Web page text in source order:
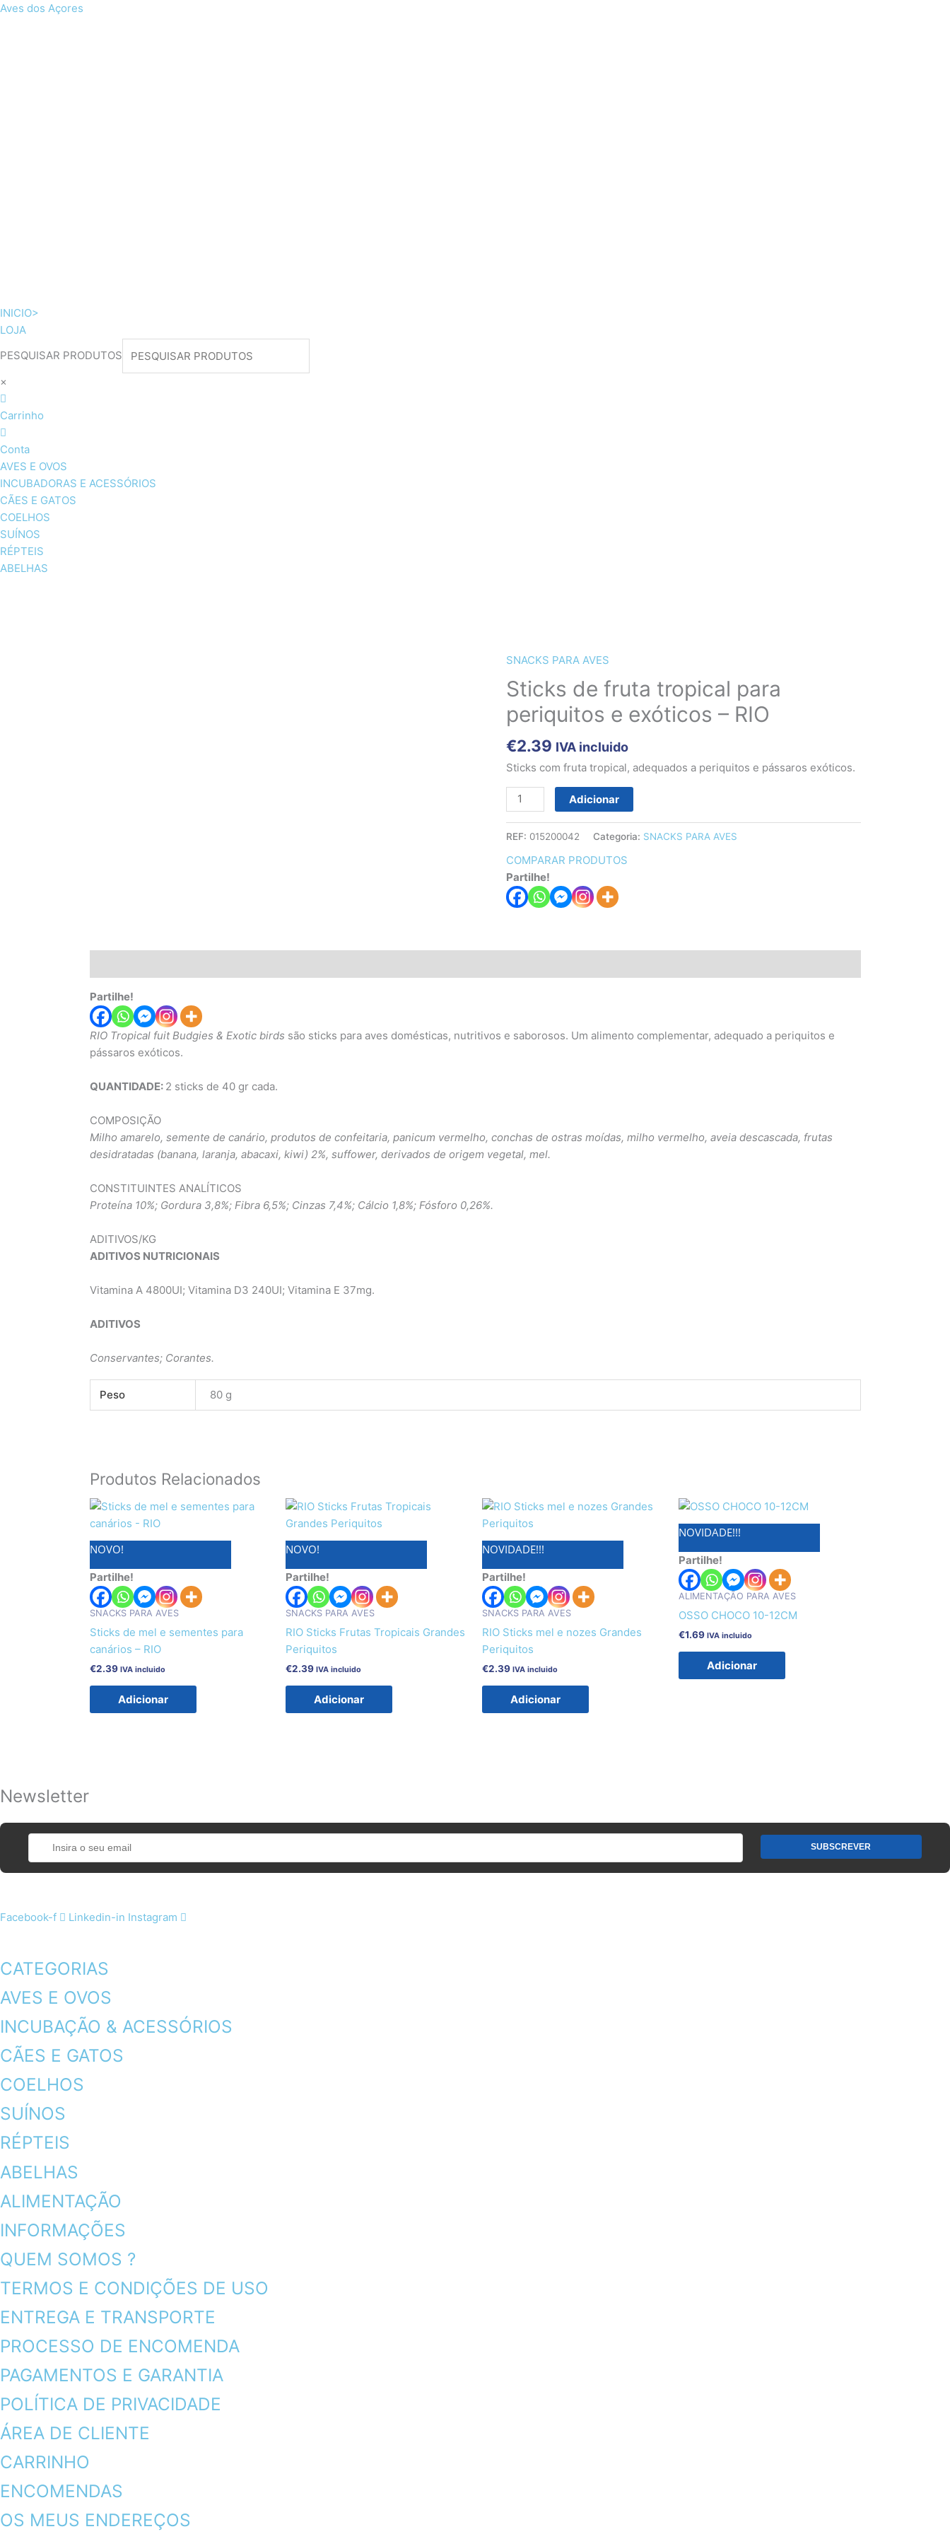
Skip
Aves dos Açores
INICIO>
LOJA
PESQUISAR PRODUTOS
×
Carrinho
Conta
AVES E OVOS
INCUBADORAS E ACESSÓRIOS
CÃES E GATOS
COELHOS
SUÍNOS
RÉPTEIS
ABELHAS
SNACKS PARA AVES
Sticks de fruta tropical para
periquitos e exóticos – RIO
€2.39 IVA incluido
Sticks com fruta tropical, adequados a periquitos e pássaros exóticos.
Quantidade
de
Sticks
de
fruta
tropical
para
exóticos
-
Adicionar
REF: 015200042 Categoria: SNACKS PARA AVES
COMPARAR PRODUTOS
Partilhe!
Partilhe!
RIO Tropical fuit Budgies & Exotic birds são sticks para aves domésticas, nutritivos e saborosos. Um alimento complementar, adequado a periquitos e
pássaros exóticos.
QUANTIDADE: 2 sticks de 40 gr cada.
COMPOSIÇÃO
Milho amarelo, semente de canário, produtos de confeitaria, panicum vermelho, conchas de ostras moídas, milho vermelho, aveia descascada, frutas
desidratadas (banana, laranja, abacaxi, kiwi) 2%, suffower, derivados de origem vegetal, mel.
CONSTITUINTES ANALÍTICOS
Proteína 10%; Gordura 3,8%; Fibra 6,5%; Cinzas 7,4%; Cálcio 1,8%; Fósforo 0,26%.
ADITIVOS/KG
ADITIVOS NUTRICIONAIS
Vitamina A 4800UI; Vitamina D3 240UI; Vitamina E 37mg.
ADITIVOS
Conservantes; Corantes.
Peso 80 g
Produtos Relacionados
NOVO!
Partilhe!
SNACKS PARA AVES
Sticks de mel e sementes para
canários – RIO
€2.39 IVA incluido
Adicionar
NOVO!
Partilhe!
SNACKS PARA AVES
RIO Sticks Frutas Tropicais Grandes
Periquitos
€2.39 IVA incluido
Adicionar
NOVIDADE!!!
Partilhe!
SNACKS PARA AVES
RIO Sticks mel e nozes Grandes
Periquitos
€2.39 IVA incluido
Adicionar
NOVIDADE!!!
Partilhe!
ALIMENTAÇÃO PARA AVES
OSSO CHOCO 10-12CM
€1.69 IVA incluido
Adicionar
Newsletter
Facebook-f Linkedin-in Instagram
CATEGORIAS
AVES E OVOS
INCUBAÇÃO & ACESSÓRIOS
CÃES E GATOS
COELHOS
SUÍNOS
RÉPTEIS
ABELHAS
ALIMENTAÇÃO
INFORMAÇÕES
QUEM SOMOS ?
TERMOS E CONDIÇÕES DE USO
ENTREGA E TRANSPORTE
PROCESSO DE ENCOMENDA
PAGAMENTOS E GARANTIA
POLÍTICA DE PRIVACIDADE
ÁREA DE CLIENTE
CARRINHO
ENCOMENDAS
OS MEUS ENDEREÇOS